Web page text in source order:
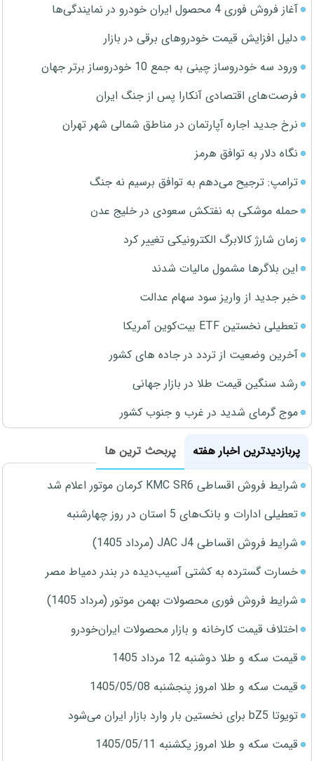
آغاز فروش فوری 4 محصول ایران خودرو در نمایندگی‌ها
دلیل افزایش قیمت خودروهای برقی در بازار
ورود سه خودروساز چینی به جمع 10 خودروساز برتر جهان
فرصت‌های اقتصادی آنکارا پس از جنگ ایران
نرخ جدید اجاره آپارتمان در مناطق شمالی شهر تهران
نگاه دلار به توافق هرمز
ترامپ: ترجیح می‌دهم به توافق برسیم نه جنگ
حمله موشکی به نفتکش سعودی در خلیج عدن
زمان شارژ کالابرگ الکترونیکی تغییر کرد
این بلاگرها مشمول مالیات شدند
خبر جدید از واریز سود سهام عدالت
تعطیلی نخستین ETF بیت‌کوین آمریکا
آخرین وضعیت از تردد در جاده های کشور
رشد سنگین قیمت طلا در بازار جهانی
موج گرمای شدید در غرب و جنوب کشور
پربازدیدترین اخبار هفته
پربحث ترین ها
شرایط فروش اقساطی KMC SR6 کرمان موتور اعلام شد
تعطیلی ادارات و بانک‌های 5 استان در روز چهارشنبه
شرایط فروش اقساطی JAC J4 (مرداد 1405)
خسارت گسترده به کشتی آسیب‌دیده در بندر دمیاط مصر
شرایط فروش فوری محصولات بهمن موتور (مرداد 1405)
اختلاف قیمت کارخانه و بازار محصولات ایران‌خودرو
قیمت سکه و طلا دوشنبه 12 مرداد 1405
قیمت سکه و طلا امروز پنجشنبه 1405/05/08
تویوتا bZ5 برای نخستین بار وارد بازار ایران می‌شود
قیمت سکه و طلا امروز یکشنبه 1405/05/11